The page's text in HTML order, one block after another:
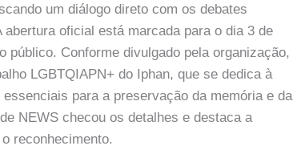
um diálogo direto com os debates
oficial está marcada para o dia 3 de
público. Conforme divulgado pela organização,
LGBTQIAPN+ do Iphan, que se dedica à
para a preservação da memória e da
NEWS checou os detalhes e destaca a
reconhecimento.